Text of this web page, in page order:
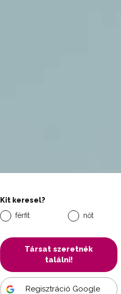
Kit keresel?
férfit
nőt
Társat szeretnék
találni!
Regisztráció Google